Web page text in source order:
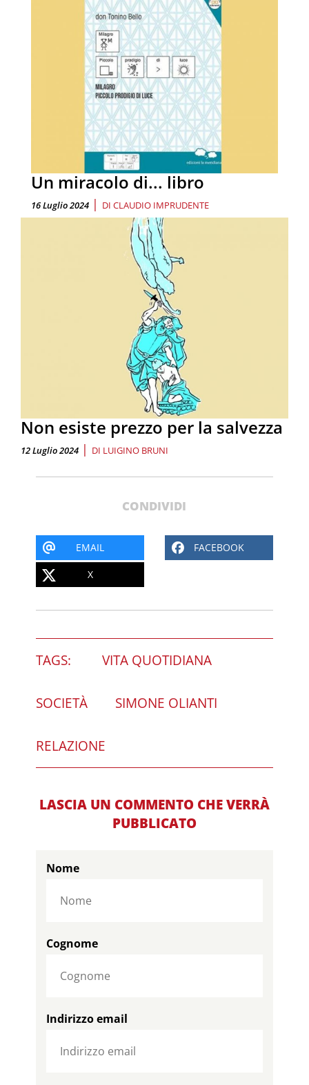
Un miracolo di... libro
16 Luglio 2024 | DI CLAUDIO IMPRUDENTE
Non esiste prezzo per la salvezza
12 Luglio 2024 | DI LUIGINO BRUNI
CONDIVIDI
EMAIL FACEBOOK
X
TAGS: VITA QUOTIDIANA
SOCIETÀ SIMONE OLIANTI
RELAZIONE
LASCIA UN COMMENTO CHE VERRÀ
PUBBLICATO
Nome
Cognome
Indirizzo email